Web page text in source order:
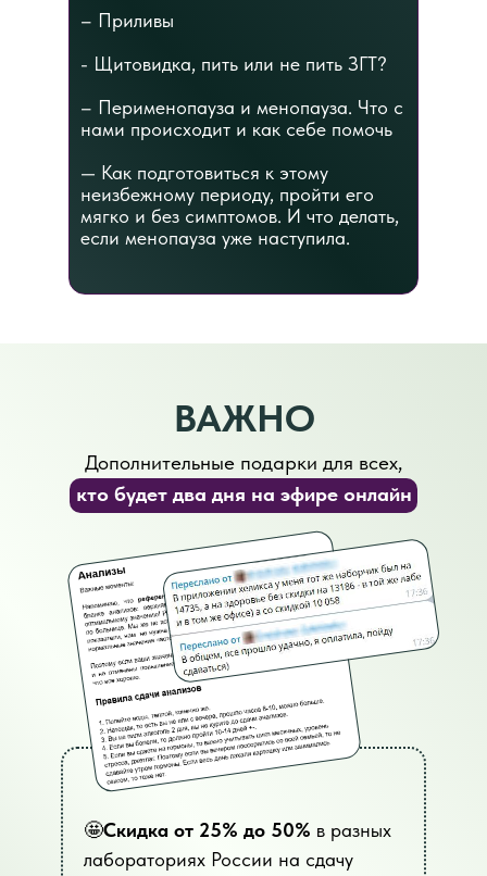
– Приливы
- Щитовидка, пить или не пить ЗГТ?
– Перименопауза и менопауза. Что с
нами происходит и как себе помочь
— Как подготовиться к этому
неизбежному периоду, пройти его
мягко и без симптомов. И что делать,
если менопауза уже наступила.
🤩Скидка от 25% до 50% в разных
лабораториях России на сдачу
ВАЖНО
Дополнительные подарки для всех,
кто будет два дня на эфире онлайн